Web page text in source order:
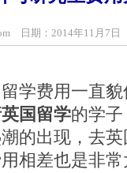
日期：2014年11月7
费用一直貌
国留学的学
的出现，去
相差也是非